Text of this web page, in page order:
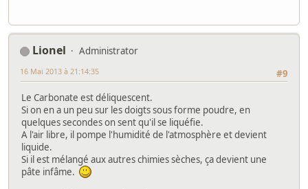
Lionel
Administrator
#9
16 Mai 2013 à 21:14:35
Le Carbonate est déliquescent.
Si on en a un peu sur les doigts sous forme poudre, en
quelques secondes on sent qu'il se liquéfie.
A l'air libre, il pompe l'humidité de l'atmosphère et devient
liquide.
Si il est mélangé aux autres chimies sèches, ça devient une
pâte infâme.